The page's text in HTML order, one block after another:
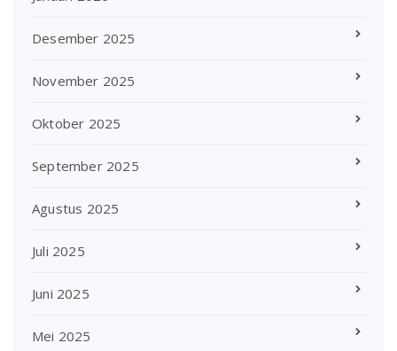
Desember 2025
November 2025
Oktober 2025
September 2025
Agustus 2025
Juli 2025
Juni 2025
Mei 2025